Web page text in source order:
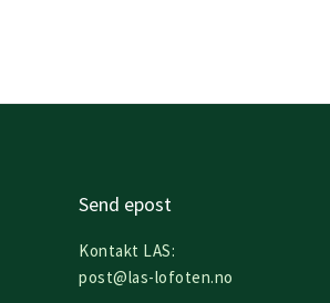
Send epost
Kontakt LAS:
post@las-lofoten.no